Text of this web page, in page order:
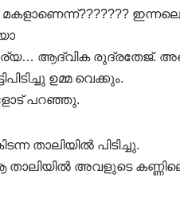
ഇന്നലെ
ആദ്വിക രുദ്രതേജ്.
ഉമ്മ വെക്കും.
പറഞ്ഞു.
താലിയിൽ പിടിച്ചു.
അവളുടെ